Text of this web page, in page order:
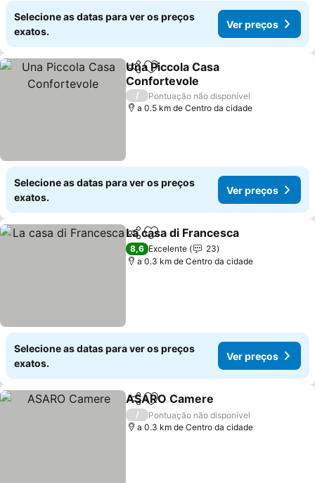
Selecione as datas para ver os preços
exatos.
Ver preços
PartilharAdicionar aos favoritos
Una Piccola Casa
Confortevole
Ver preços
/
Pontuação não disponível
a 0.5 km de Centro da cidade
Selecione as datas para ver os preços
exatos.
Ver preços
PartilharAdicionar aos favoritos
La casa di Francesca
8,6 Excelente
23
a 0.3 km de Centro da cidade
Selecione as datas para ver os preços
exatos.
Ver preços
PartilharAdicionar aos favoritos
ASARO Camere
/
Pontuação não disponível
a 0.3 km de Centro da cidade